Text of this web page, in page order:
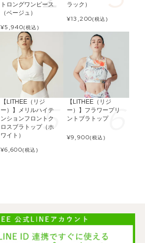
トロングワンピース
（ベージュ）
¥5,940(税込)
ラック）
¥13,200(税込)
【LITHEE（リジ
ー）】メリルハイテ
ンションフロントク
ロスブラトップ（ホ
ワイト）
¥6,600(税込)
【LITHEE（リジ
ー）】フラワープリ
ントブラトップ
¥9,900(税込)